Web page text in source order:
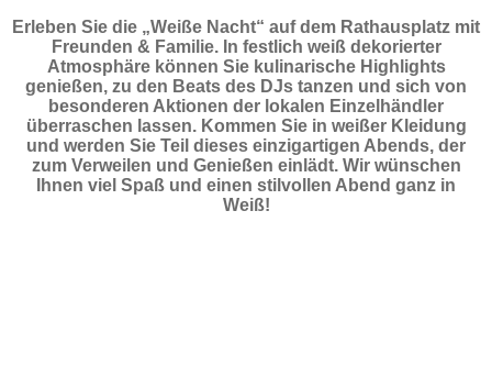
Erleben Sie die „Weiße Nacht“ auf dem Rathausplatz mit
Freunden & Familie. In festlich weiß dekorierter
Atmosphäre können Sie kulinarische Highlights
genießen, zu den Beats des DJs tanzen und sich von
besonderen Aktionen der lokalen Einzelhändler
überraschen lassen. Kommen Sie in weißer Kleidung
und werden Sie Teil dieses einzigartigen Abends, der
zum Verweilen und Genießen einlädt. Wir wünschen
Ihnen viel Spaß und einen stilvollen Abend ganz in
Weiß!